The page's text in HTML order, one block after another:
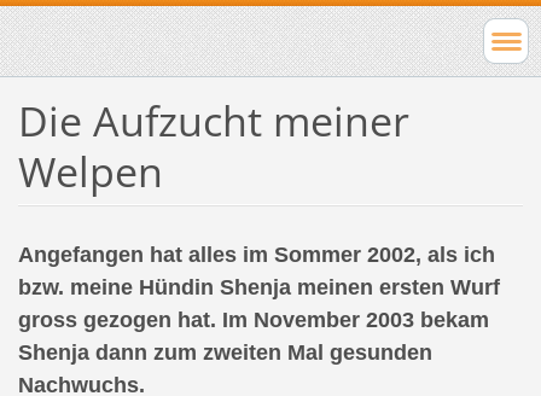
Die Aufzucht meiner
Welpen
Angefangen hat alles im Sommer 2002, als ich
bzw. meine Hündin Shenja meinen ersten Wurf
gross gezogen hat. Im November 2003 bekam
Shenja dann zum zweiten Mal gesunden
Nachwuchs.